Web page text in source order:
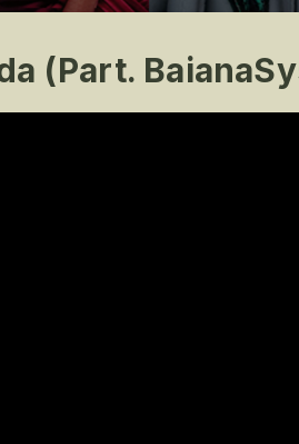
(Part.